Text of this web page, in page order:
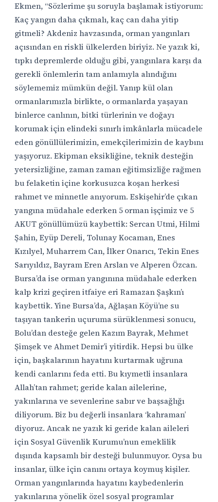
Ekmen, “Sözlerime şu soruyla başlamak istiyorum:
Kaç yangın daha çıkmalı, kaç can daha yitip
gitmeli? Akdeniz havzasında, orman yangınları
açısından en riskli ülkelerden biriyiz. Ne yazık ki,
tıpkı depremlerde olduğu gibi, yangınlara karşı da
gerekli önlemlerin tam anlamıyla alındığını
söylememiz mümkün değil. Yanıp kül olan
ormanlarımızla birlikte, o ormanlarda yaşayan
binlerce canlının, bitki türlerinin ve doğayı
korumak için elindeki sınırlı imkânlarla mücadele
eden gönüllülerimizin, emekçilerimizin de kaybını
yaşıyoruz. Ekipman eksikliğine, teknik desteğin
yetersizliğine, zaman zaman eğitimsizliğe rağmen
bu felaketin içine korkusuzca koşan herkesi
rahmet ve minnetle anıyorum. Eskişehir’de çıkan
yangına müdahale ederken 5 orman işçimiz ve 5
AKUT gönüllümüzü kaybettik: Sercan Utmi, Hilmi
Şahin, Eyüp Dereli, Tolunay Kocaman, Enes
Kızılyel, Muharrem Can, İlker Onarıcı, Tekin Enes
Sarıyıldız, Bayram Eren Arslan ve Alperen Özcan.
Bursa’da ise orman yangınına müdahale ederken
kalp krizi geçiren itfaiye eri Ramazan Şaşkın’ı
kaybettik. Yine Bursa’da, Ağlaşan Köyü’ne su
taşıyan tankerin uçuruma sürüklenmesi sonucu,
Bolu’dan desteğe gelen Kazım Bayrak, Mehmet
Şimşek ve Ahmet Demir’i yitirdik. Hepsi bu ülke
için, başkalarının hayatını kurtarmak uğruna
kendi canlarını feda etti. Bu kıymetli insanlara
Allah’tan rahmet; geride kalan ailelerine,
yakınlarına ve sevenlerine sabır ve başsağlığı
diliyorum. Biz bu değerli insanlara ‘kahraman’
diyoruz. Ancak ne yazık ki geride kalan aileleri
için Sosyal Güvenlik Kurumu’nun emeklilik
dışında kapsamlı bir desteği bulunmuyor. Oysa bu
insanlar, ülke için canını ortaya koymuş kişiler.
Orman yangınlarında hayatını kaybedenlerin
yakınlarına yönelik özel sosyal programlar